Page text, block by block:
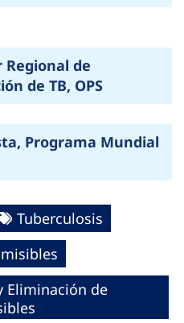
Regional de
de TB, OPS
Programa Mundial
Tuberculosis
Eliminación de